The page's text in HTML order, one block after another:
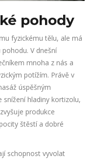
pohody
fyzickému tělu, ale má
V dnešní
mnoha z nás a
potížím. Právě v
úspěšným
hladiny kortizolu,
produkce
štěstí a dobré
schopnost vyvolat